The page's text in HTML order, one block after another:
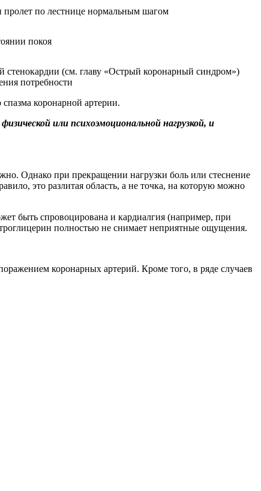
пролет по лестнице нормальным шагом
покоя
стенокардии (см. главу «Острый коронарный синдром»)
потребности
коронарной артерии.
или психоэмоциональной нагрузкой, и
Однако при прекращении нагрузки боль или стеснение
это разлитая область, а не точка, на которую можно
быть спровоцирована и кардиалгия (например, при
полностью не снимает неприятные ощущения.
коронарных артерий. Кроме того, в ряде случаев